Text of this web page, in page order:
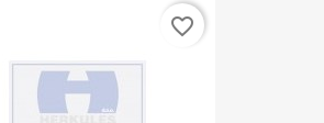
favorite_border